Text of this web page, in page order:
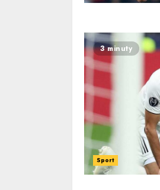
3 minuty
Sport